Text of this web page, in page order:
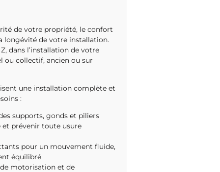
de votre propriété, le confort
longévité de votre installation.
dans l’installation de votre
collectif, ancien ou sur
une installation complète et
:
supports, gonds et piliers
prévenir toute usure
pour un mouvement fluide,
équilibré
motorisation et de